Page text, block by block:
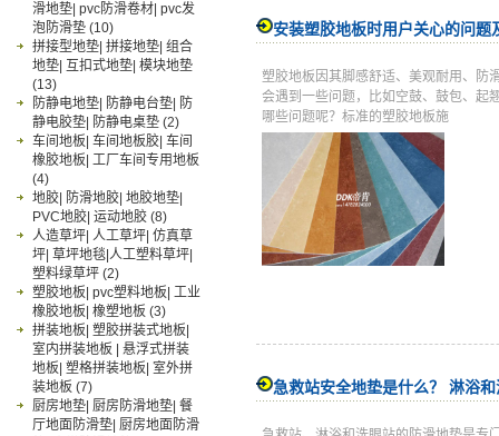
滑地垫| pvc防滑卷材| pvc发
泡防滑垫 (10)
拼接型地垫| 拼接地垫| 组合
地垫| 互扣式地垫| 模块地垫
(13)
防静电地垫| 防静电台垫| 防
静电胶垫| 防静电桌垫 (2)
车间地板| 车间地板胶| 车间
橡胶地板| 工厂车间专用地板
(4)
地胶| 防滑地胶| 地胶地垫|
PVC地胶| 运动地胶 (8)
人造草坪| 人工草坪| 仿真草
坪| 草坪地毯|人工塑料草坪|
塑料绿草坪 (2)
塑胶地板| pvc塑料地板| 工业
橡胶地板| 橡塑地板 (3)
拼装地板| 塑胶拼装式地板|
室内拼装地板 | 悬浮式拼装
地板| 塑格拼装地板| 室外拼
装地板 (7)
厨房地垫| 厨房防滑地垫| 餐
厅地面防滑垫| 厨房地面防滑
安装塑胶地板时用户关心的问题
塑胶地板因其脚感舒适、美观耐用、防
会遇到一些问题，比如空鼓、鼓包、起
哪些问题呢？标准的塑胶地板施
急救站安全地垫是什么？ 淋浴